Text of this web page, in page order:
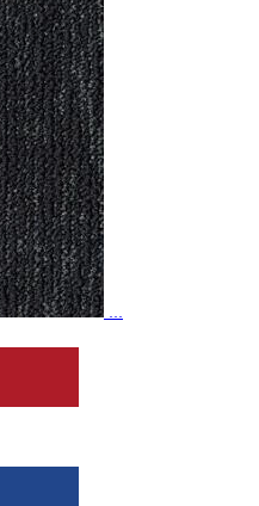
...